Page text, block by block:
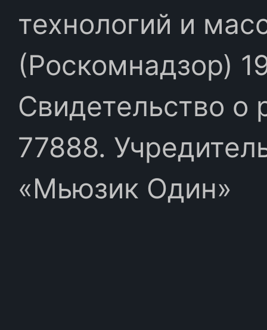
технологий и
(Роскомнадзор)
Свидетельство
77888.
«Мьюзик Один»